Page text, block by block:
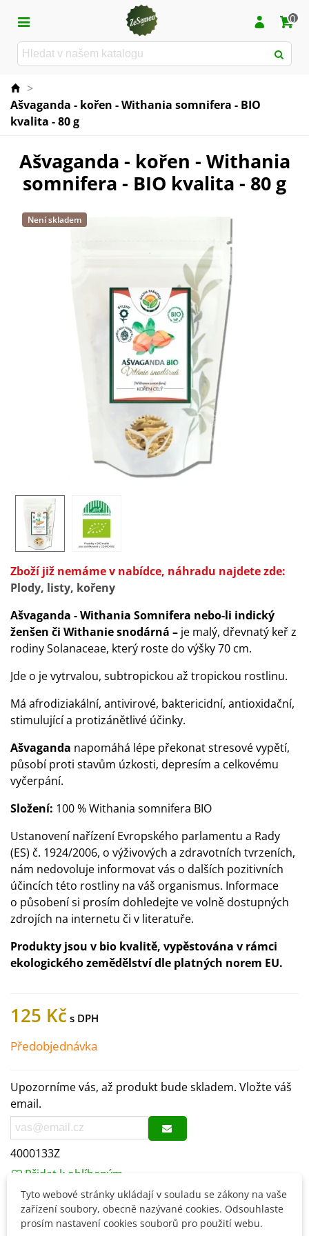
0
>
Ašvaganda - kořen - Withania somnifera - BIO
kvalita - 80 g
Ašvaganda - kořen - Withania
somnifera - BIO kvalita - 80 g
Není skladem
Zboží již nemáme v nabídce, náhradu najdete zde:
Plody, listy, kořeny
Ašvaganda - Withania Somnifera nebo-li indický
ženšen či Withanie snodárná – je malý, dřevnatý keř z
rodiny Solanaceae, který roste do výšky 70 cm.
Jde o je vytrvalou, subtropickou až tropickou rostlinu.
Má afrodiziakální, antivirové, baktericidní, antioxidační,
stimulující a protizánětlivé účinky.
Ašvaganda napomáhá lépe překonat stresové vypětí,
působí proti stavům úzkosti, depresím a celkovému
vyčerpání.
Složení: 100 % Withania somnifera BIO
Ustanovení nařízení Evropského parlamentu a Rady
(ES) č. 1924/2006, o výživových a zdravotních tvrzeních,
nám nedovoluje informovat vás o dalších pozitivních
účincích této rostliny na váš organismus. Informace
o působení si prosím dohledejte ve volně dostupných
zdrojích na internetu či v literatuře.
Produkty jsou v bio kvalitě, vypěstována v rámci
ekologického zemědělství dle platných norem EU.
125 Kč
Předobjednávka
Upozorníme vás, až produkt bude skladem. Vložte váš
email.
4000133Z
Přidat k oblíbeným
Popis
Tyto webové stránky ukládají v souladu se zákony na vaše
zařízení soubory, obecně nazývané cookies. Odsouhlaste
prosím nastavení cookies souborů pro použití webu.